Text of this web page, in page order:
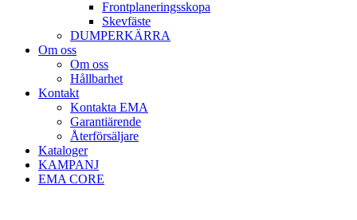
Front­planerings­skopa
Skev­fäste
DUMPER­KÄRRA
Om oss
Om oss
Hållbarhet
Kontakt
Kontakta EMA
Garantiärende
Återförsäljare
Kataloger
KAMPANJ
EMA CORE